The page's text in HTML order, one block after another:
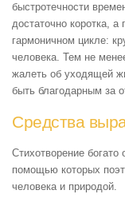
быстротечности
достаточно коротка,
гармоничном цикле:
человека. Тем не
жалеть об уходящей
быть благодарным за
Средства
Стихотворение
помощью которых
человека и природой.